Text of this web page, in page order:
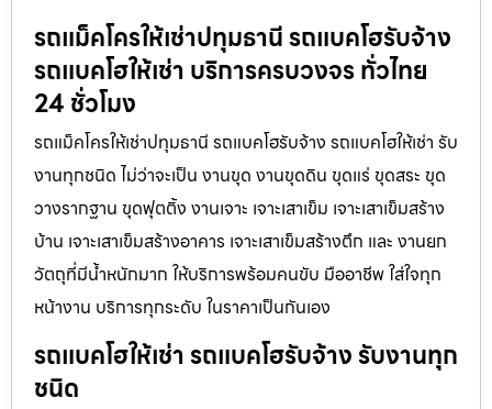
รถแม็คโครให้เช่าปทุมธานี รถแบคโฮรับจ้าง
รถแบคโฮให้เช่า บริการครบวงจร ทั่วไทย
24 ชั่วโมง
รถแม็คโครให้เช่าปทุมธานี รถแบคโฮรับจ้าง รถแบคโฮให้เช่า รับ
งานทุกชนิด ไม่ว่าจะเป็น งานขุด งานขุดดิน ขุดแร่ ขุดสระ ขุด
วางรากฐาน ขุดฟุตติ้ง งานเจาะ เจาะเสาเข็ม เจาะเสาเข็มสร้าง
บ้าน เจาะเสาเข็มสร้างอาคาร เจาะเสาเข็มสร้างตึก และ งานยก
วัตถุที่มีน้ำหนักมาก ให้บริการพร้อมคนขับ มืออาชีพ ใส่ใจทุก
หน้างาน บริการทุกระดับ ในราคาเป็นกันเอง
รถแบคโฮให้เช่า รถแบคโฮรับจ้าง รับงานทุก
ชนิด